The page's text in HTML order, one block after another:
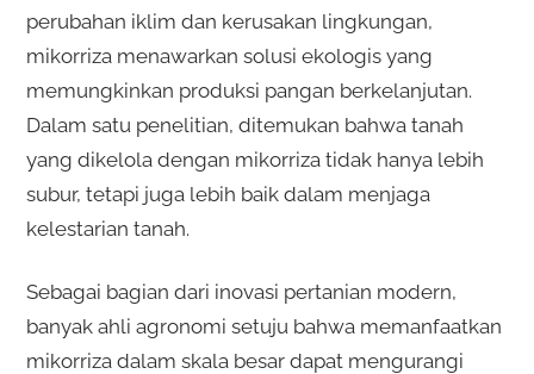
perubahan iklim dan kerusakan lingkungan,
mikorriza menawarkan solusi ekologis yang
memungkinkan produksi pangan berkelanjutan.
Dalam satu penelitian, ditemukan bahwa tanah
yang dikelola dengan mikorriza tidak hanya lebih
subur, tetapi juga lebih baik dalam menjaga
kelestarian tanah.
Sebagai bagian dari inovasi pertanian modern,
banyak ahli agronomi setuju bahwa memanfaatkan
mikorriza dalam skala besar dapat mengurangi